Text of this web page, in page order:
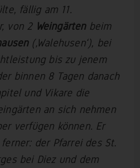
fällig am 11.
von 2 Weingärtenbeim
(‚Walehusen‘), bei
bis zu jenem
binnen 8 Tagen danach
und Vikare die
an sich nehmen
verfügen können. Er
der Pfarrei des St.
bei Diez und dem